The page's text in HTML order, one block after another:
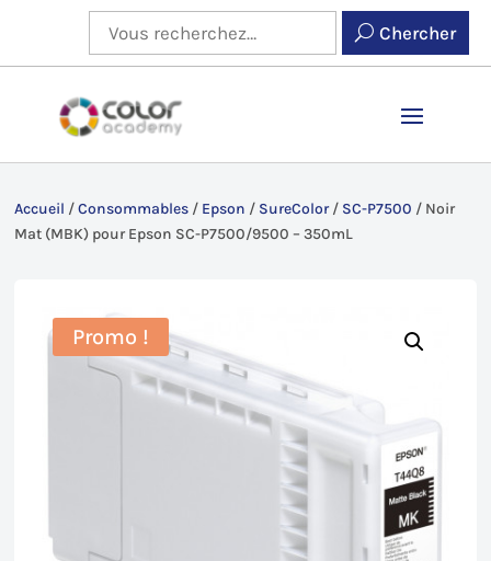
Chercher
Accueil /Consommables / Epson / SureColor/ SC-P7500 / Noir
Mat (MBK) pour Epson SC-P7500/9500 – 350mL
Promo !